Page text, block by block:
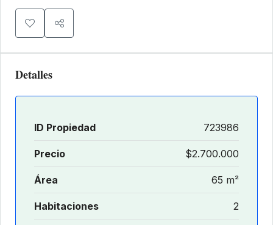
Detalles
ID Propiedad 723986
Precio $2.700.000
Área 65 m²
Habitaciones 2